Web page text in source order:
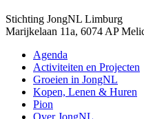
Stichting JongNL Limburg
Marijkelaan 11a, 6074 AP
Agenda
Activiteiten en Projecten
Groeien in JongNL
Kopen, Lenen & Huren
Pion